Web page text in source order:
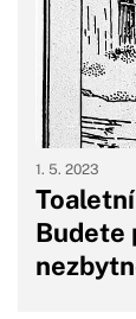
Budete
1. 5. 2023